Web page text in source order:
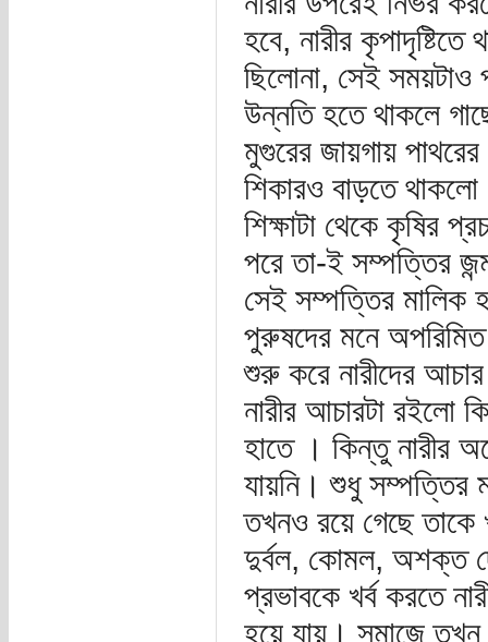
হবে, নারীর
ছিলোনা, সেই সময়টাও
উন্নতি হতে থাকলে
মুগুরের জায়গায়
শিকারও বাড়তে
শিক্ষাটা থেকে কৃষির
পরে তা-ই সম্পত্তির
সেই সম্পত্তির মালিক
পুরুষদের মনে অপরিমিত
শুরু করে নারীদের
নারীর আচারটা রইলো
হাতে । কিন্তু নারীর
যায়নি। শুধু সম্পত্তির
তখনও রয়ে গেছে তাকে
দুর্বল, কোমল, অশক্ত
প্রভাবকে খর্ব করতে
হয়ে যায়। সমাজে তখন